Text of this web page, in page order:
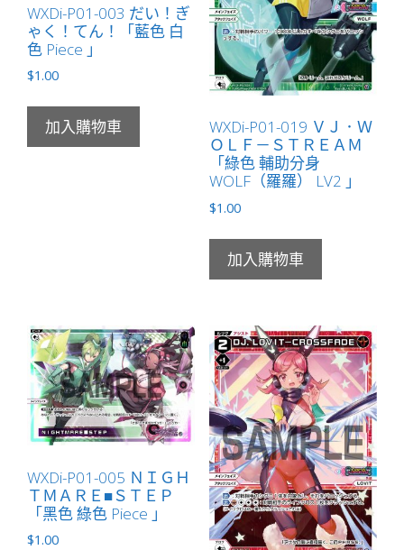
WXDi-P01-003 だい！ぎ
ゃく！てん！「藍色 白
色 Piece 」
$1.00
加入購物車
WXDi-P01-019 ＶＪ．Ｗ
ＯＬＦ－ＳＴＲＥＡＭ
「綠色 輔助分身
WOLF（羅羅） LV2 」
$1.00
加入購物車
WXDi-P01-005 ＮＩＧＨ
ＴＭＡＲＥ■ＳＴＥＰ
「黑色 綠色 Piece 」
$1.00